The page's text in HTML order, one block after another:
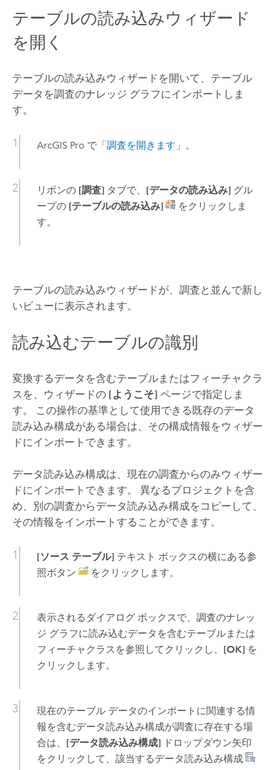
テーブルの読み込みウィザード
を開く
テーブルの読み込みウィザードを開いて、テーブル
データを調査のナレッジ グラフにインポートしま
す。
ArcGIS Pro で「調査を開きます 」。
リボンの [調査]タブで、 [データの読み込み]グル
ープの [テーブルの読み込み]
をクリックしま
す。
テーブルの読み込みウィザードが、調査と並んで新し
いビューに表示されます。
読み込むテーブルの識別
変換するデータを含むテーブルまたはフィーチャクラ
スを、ウィザードの [ようこそ] ページで指定しま
す。 この操作の基準として使用できる既存のデータ
読み込み構成がある場合は、その構成情報をウィザー
ドにインポートできます。
データ読み込み構成は、現在の調査からのみウィザー
ドにインポートできます。 異なるプロジェクトを含
め、別の調査からデータ読み込み構成をコピーして、
その情報をインポートすることができます。
[ソース テーブル]テキスト ボックスの横にある参
照ボタン
をクリックします。
表示されるダイアログ ボックスで、調査のナレッ
ジ グラフに読み込むデータを含むテーブルまたは
フィーチャクラスを参照してクリックし、 [OK]を
クリックします。
現在のテーブル データのインポートに関連する情
報を含むデータ読み込み構成が調査に存在する場
合は、 [データ読み込み構成]ドロップダウン矢印
をクリックして、該当するデータ読み込み構成